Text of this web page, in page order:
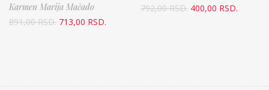
Karmen Marija Mačado
891,00RSD. 713,00 RSD.
792,00RSD. 400,00 RSD.